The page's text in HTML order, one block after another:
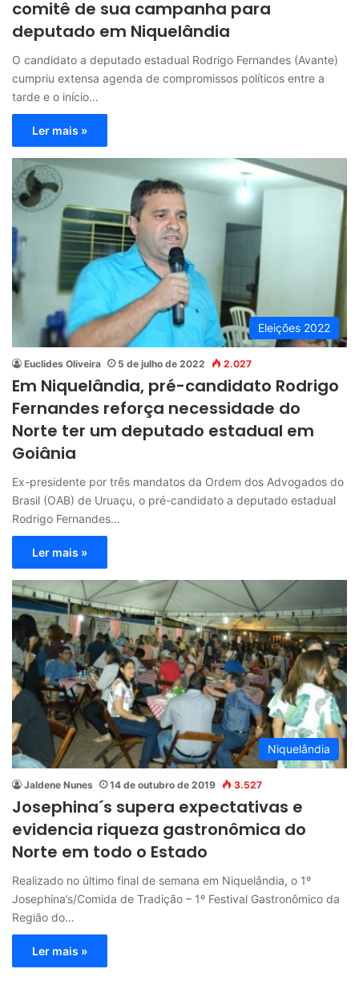
comitê de sua campanha para
deputado em Niquelândia
O candidato a deputado estadual Rodrigo Fernandes (Avante)
cumpriu extensa agenda de compromissos políticos entre a
tarde e o início…
Ler mais »
Eleições 2022
Euclides Oliveira 5 de julho de 2022 2.027
Em Niquelândia, pré-candidato Rodrigo
Fernandes reforça necessidade do
Norte ter um deputado estadual em
Goiânia
Ex-presidente por três mandatos da Ordem dos Advogados do
Brasil (OAB) de Uruaçu, o pré-candidato a deputado estadual
Rodrigo Fernandes…
Ler mais »
Niquelândia
Jaldene Nunes 14 de outubro de 2019 3.527
Josephina´s supera expectativas e
evidencia riqueza gastronômica do
Norte em todo o Estado
Realizado no último final de semana em Niquelândia, o 1º
Josephina’s/Comida de Tradição – 1º Festival Gastronômico da
Região do…
Ler mais »